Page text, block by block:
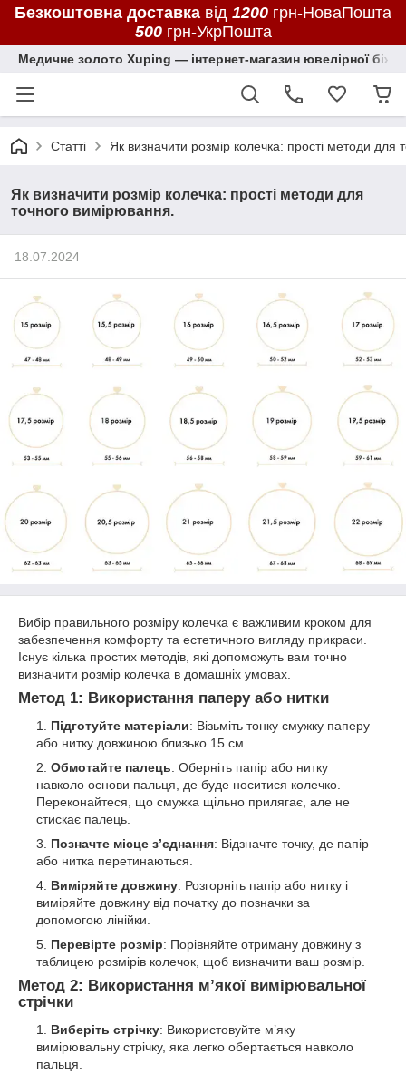
Безкоштовна доставка від 1200 грн-НоваПошта
500грн-УкрПошта
Медичне золото Xuping — інтернет-магазин ювелірної
Статті Як визначити розмір колечка: прості методи для
Як визначити розмір колечка: прості методи для
точного вимірювання.
18.07.2024
Вибір правильного розміру колечка є важливим кроком для
забезпечення комфорту та естетичного вигляду прикраси.
Існує кілька простих методів, які допоможуть вам точно
визначити розмір колечка в домашніх умовах.
Метод 1: Використання паперу або нитки
Підготуйте матеріали: Візьміть тонку смужку паперу
або нитку довжиною близько 15 см.
Обмотайте палець: Оберніть папір або нитку
навколо основи пальця, де буде носитися колечко.
Переконайтеся, що смужка щільно прилягає, але не
стискає палець.
Позначте місце з’єднання: Відзначте точку, де папір
або нитка перетинаються.
Виміряйте довжину: Розгорніть папір або нитку і
виміряйте довжину від початку до позначки за
допомогою лінійки.
Перевірте розмір: Порівняйте отриману довжину з
таблицею розмірів колечок, щоб визначити ваш розмір.
Метод 2: Використання м’якої вимірювальної
стрічки
Виберіть стрічку: Використовуйте м’яку
вимірювальну стрічку, яка легко обертається навколо
пальця.